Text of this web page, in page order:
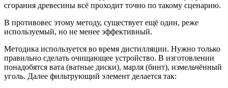
сгорания древесины всё проходит точно по такому сценарию.
В противовес этому методу, существует ещё один, реже
используемый, но не менее эффективный.
Методика используется во время дистилляции. Нужно только
правильно сделать очищающее устройство. В изготовлении
понадобятся вата (ватные диски), марля (бинт), измельчённый
уголь. Далее фильтрующий элемент делается так: